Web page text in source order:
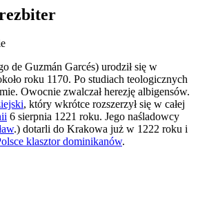
de Guzmán Garcés) urodził się w
roku 1170. Po studiach teologicznych
Owocnie zwalczał herezję albigensów.
, który wkrótce rozszerzył się w całej
6 sierpnia 1221 roku. Jego naśladowcy
.) dotarli do Krakowa już w 1222 roku i
klasztor dominikanów.